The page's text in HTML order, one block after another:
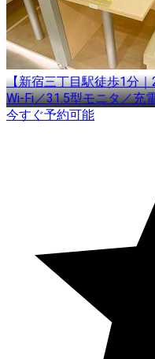
【新宿三丁目駅徒歩1分
Wi-Fi／31.5型モニタ／充
今すぐ予約可能